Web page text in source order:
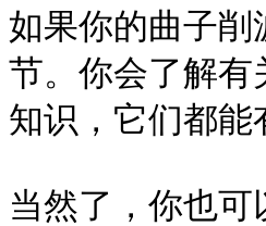
如果你的曲子削
节。你会了解
知识，它们都
当然了，你也